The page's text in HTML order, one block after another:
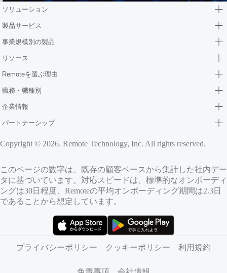
ソリューション
製品サービス
事業規模別の製品
リソース
Remoteを選ぶ理由
職務・職種別
企業情報
パートナーシップ
Copyright © 2026. Remote Technology, Inc. All rights reserved.
このページの数字は、既存の顧客ベースから集計した社内デー
タに基づいています。対応スピードは、標準的なオンボーディ
ングは30日程度、Remoteの平均オンボーディング期間は2.3日
であることから想定しています。
プライバシーポリシー
クッキーポリシー 利用規約